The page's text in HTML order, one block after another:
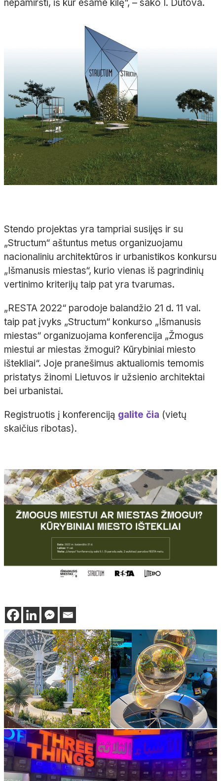
nepamiršti, iš kur esame kilę“, – sako I. Dutova.
Stendo projektas yra tampriai susijęs ir su
„Structum“ aštuntus metus organizuojamu
nacionaliniu architektūros ir urbanistikos konkursu
„Išmanusis miestas“, kurio vienas iš pagrindinių
vertinimo kriterijų taip pat yra tvarumas.
„RESTA 2022“ parodoje balandžio 21 d. 11 val.
taip pat įvyks „Structum“ konkurso „Išmanusis
miestas“ organizuojama konferencija „Žmogus
miestui ar miestas žmogui? Kūrybiniai miesto
ištekliai“. Joje pranešimus aktualiomis temomis
pristatys žinomi Lietuvos ir užsienio architektai
bei urbanistai.
Registruotis į konferenciją galite čia (vietų
skaičius ribotas).